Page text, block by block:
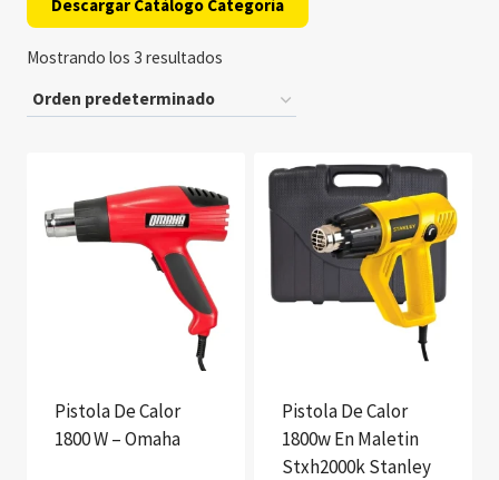
Descargar Catálogo Categoría
Mostrando los 3 resultados
Pistola De Calor
1800 W – Omaha
Pistola De Calor
1800w En Maletin
Stxh2000k Stanley